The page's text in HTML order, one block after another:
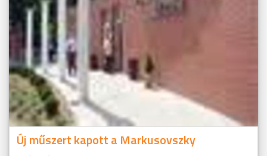
Új műszert kapott a Markusovszky